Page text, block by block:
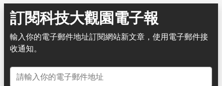
訂閱科技大觀園電子報
輸入你的電子郵件地址訂閱網站新文章，使用電子郵件接
收通知。
電子郵件地址